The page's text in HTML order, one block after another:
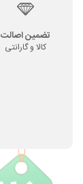
تضمین اصالت
کالا و گارانتی